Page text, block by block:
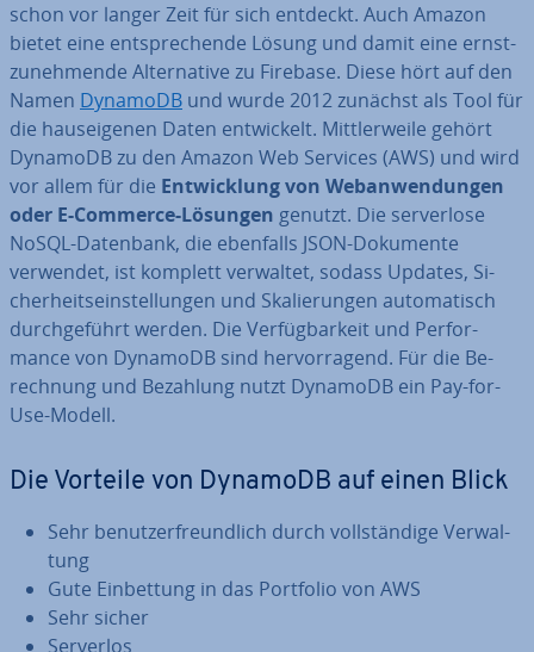
schon vor langer Zeit für sich entdeckt. Auch Amazon
bietet eine ent­spre­chen­de Lösung und damit eine ernst­
zu­neh­men­de Al­ter­na­ti­ve zu Firebase. Diese hört auf den
Namen DynamoDB und wurde 2012 zunächst als Tool für
die haus­ei­ge­nen Daten ent­wi­ckelt. Mitt­ler­wei­le gehört
DynamoDB zu den Amazon Web Services (AWS) und wird
vor allem für die Ent­wick­lung von Web­an­wen­dun­gen
oder E-Commerce-Lösungen genutzt. Die ser­ver­lo­se
NoSQL-Datenbank, die ebenfalls JSON-Dokumente
verwendet, ist komplett verwaltet, sodass Updates, Si­
cher­heits­ein­stel­lun­gen und Ska­lie­run­gen au­to­ma­tisch
durch­ge­führt werden. Die Ver­füg­bar­keit und Per­for­
mance von DynamoDB sind her­vor­ra­gend. Für die Be­
rech­nung und Bezahlung nutzt DynamoDB ein Pay-for-
Use-Modell.
Die Vorteile von DynamoDB auf einen Blick
Sehr be­nut­zer­freund­lich durch voll­stän­di­ge Ver­wal­
tung
Gute Ein­bet­tung in das Portfolio von AWS
Sehr sicher
Serverlos